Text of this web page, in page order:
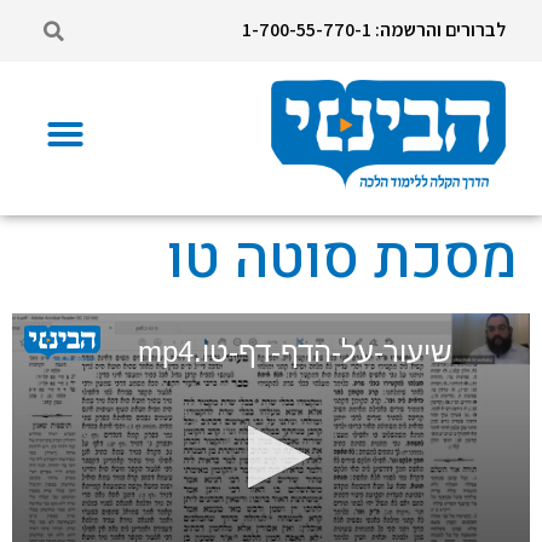
לברורים והרשמה: 1-700-55-770-1
מסכת סוטה טו
שיעור-על-הדף-דף-טו.mp4